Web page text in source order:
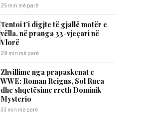
25 min më parë
Tentoi t’i digjte të gjallë motër e
vëlla, në pranga 33-vjeçari në
Vlorë
29 min më parë
Zhvillime nga prapaskenat e
WWE: Roman Reigns, Sol Ruca
dhe shqetësime rreth Dominik
Mysterio
33 min më parë